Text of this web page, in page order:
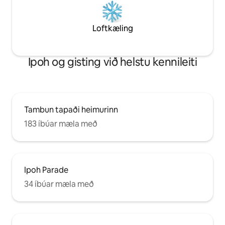
skapa ógleymanlegar minningar hvort
sem það er fjölskylduferð eða vinahópur!
Loftkæling
Ipoh og gisting við helstu kennileiti
Tambun tapaði heimurinn
183 íbúar mæla með
Ipoh Parade
34 íbúar mæla með